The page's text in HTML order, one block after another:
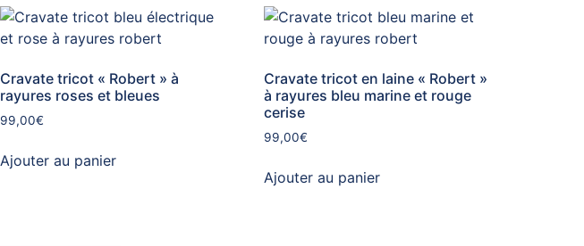
Cravate tricot « Robert » à
rayures roses et bleues
99,00€
Ajouter au panier
Cravate tricot en laine « Robert »
à rayures bleu marine et rouge
cerise
99,00€
Ajouter au panier